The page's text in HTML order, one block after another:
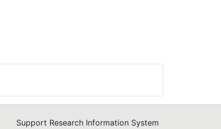
Support Research Information System